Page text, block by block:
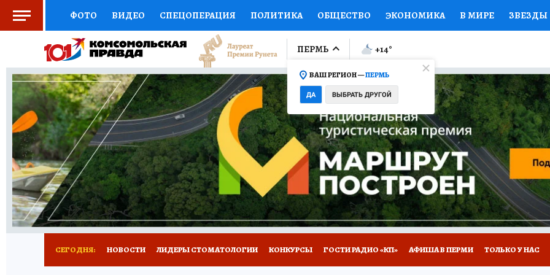
ФОТО ВИДЕО СПЕЦОПЕРАЦИЯ ПОЛИТИКА ОБЩЕСТВО ЭКОНОМИКА В МИРЕ ЗВЕЗДЫ
СОЦПОДДЕРЖКА НАУКА СПОРТ КОЛУМНИСТЫ ПРОИСШЕСТВИЯ
ВЫБОР ЭКСПЕРТОВ ДОКТОР ФИНАНСЫ ОТКРЫВАЕМ МИР Я ЗНАЮ СЕМЬЯ ЖЕНСКИЕ
КНИЖНАЯ ПОЛКА ПРОГНОЗЫ НА СПОРТ ПРОМОКОДЫ СЕРИАЛЫ СПЕЦПРОЕКТЫ
ПРЕСС-ЦЕНТР НЕДВИЖИМОСТЬ ТЕЛЕВИЗОР КОЛЛЕКЦИИ КОНКУРСЫ РАБОТА У НАС
РАДИО КП РЕКЛАМА ТЕСТЫ НОВОЕ НА САЙТЕ
ПЕРМЬ
ВАШ РЕГИОН —ПЕРМЬ
ДА ВЫБРАТЬ ДРУГОЙ
+14°
СЕГОДНЯ: НОВОСТИ ЛИДЕРЫ СТОМАТОЛОГИИ КОНКУРСЫ ГОСТИ РАДИО «КП» АФИША В ПЕРМИ ТОЛЬКО У НАС